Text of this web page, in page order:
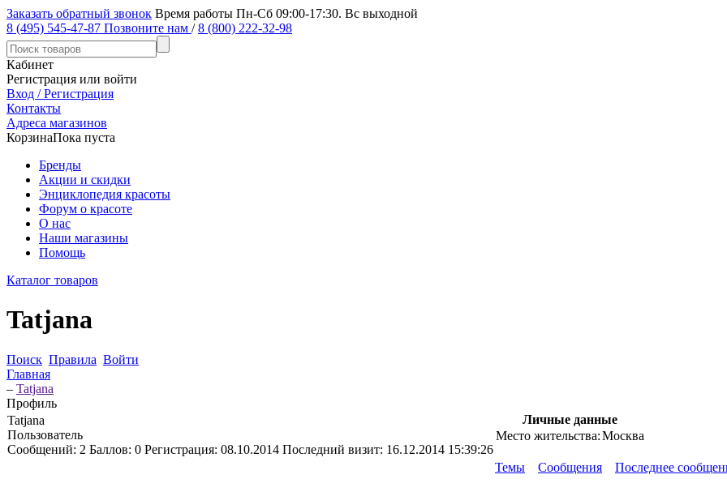
Заказать обратный звонок Время работы Пн-Сб 09:00-17:30. Вс выходной
8 (495) 545-47-87 Позвоните нам / 8 (800) 222-32-98
Кабинет
Регистрация или войти
Вход / Регистрация
Контакты
Адреса магазинов
КорзинаПока пуста
Бренды
Акции и скидки
Энциклопедия красоты
Форум о красоте
О нас
Наши магазины
Помощь
Каталог товаров
Tatjana
Поиск Правила Войти
Главная
– Tatjana
Профиль
Tatjana
Пользователь
Сообщений: 2 Баллов: 0 Регистрация: 08.10.2014 Последний визит: 16.12.2014 15:39:26
Личные данные
Место жительства:Москва
Темы Сообщения Последнее